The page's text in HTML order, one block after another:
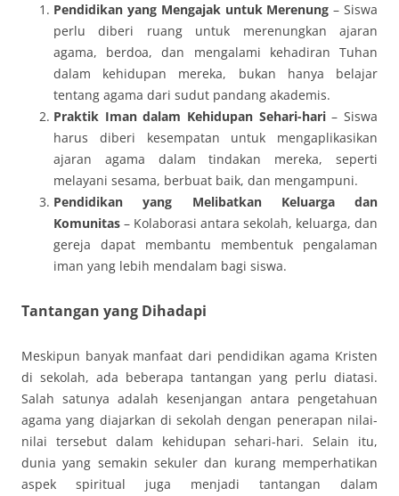
Pendidikan yang Mengajak untuk Merenung – Siswa
perlu diberi ruang untuk merenungkan ajaran
agama, berdoa, dan mengalami kehadiran Tuhan
dalam kehidupan mereka, bukan hanya belajar
tentang agama dari sudut pandang akademis.
Praktik Iman dalam Kehidupan Sehari-hari– Siswa
harus diberi kesempatan untuk mengaplikasikan
ajaran agama dalam tindakan mereka, seperti
melayani sesama, berbuat baik, dan mengampuni.
Pendidikan yang Melibatkan Keluarga dan
Komunitas – Kolaborasi antara sekolah, keluarga, dan
gereja dapat membantu membentuk pengalaman
iman yang lebih mendalam bagi siswa.
Tantangan yang Dihadapi
Meskipun banyak manfaat dari pendidikan agama Kristen
di sekolah, ada beberapa tantangan yang perlu diatasi.
Salah satunya adalah kesenjangan antara pengetahuan
agama yang diajarkan di sekolah dengan penerapan nilai-
nilai tersebut dalam kehidupan sehari-hari. Selain itu,
dunia yang semakin sekuler dan kurang memperhatikan
aspek spiritual juga menjadi tantangan dalam